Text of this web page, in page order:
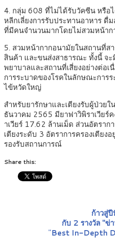
4. กลุ่ม 608 ที่ไม่ได้รับวัคซีน หรือ
หลีกเลี่ยงการรับประทานอาหาร ดื่
ที่มีคนจำนวนมากโดยไม่สวมหน้าก
5. สวมหน้ากากอนามัยในสถานที่ส
สินค้า และขนส่งสาธารณะ ทั้งนี้ จะ
พยาบาลและสถานที่เสี่ยงอย่างต่อ
การระบาดของโรคในลักษณะการ
ไข้หวัดใหญ่
สำหรับยารักษาและเตียงรับผู้ป่วย
ธันวาคม 2565 มียาฟาวิพิราเวียร์
าเวียร์ 17.62 ล้านเม็ด ส่วนอัตราก
เตียงระดับ 3 อัตราการครองเตียง
รองรับสถานการณ์
Share this:
ก้าวสู่
กับ 2 รางวัล "ข่า
"Best In-Depth